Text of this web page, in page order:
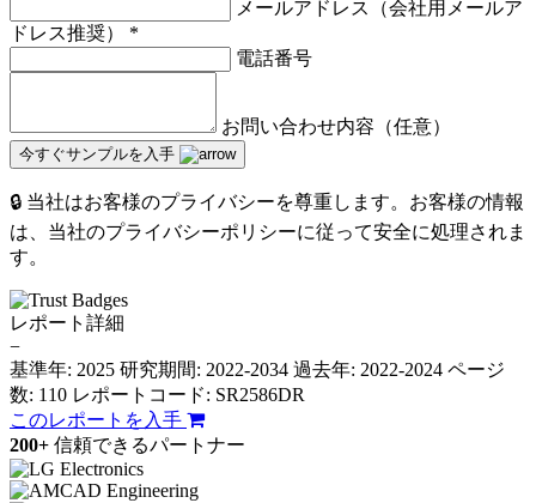
メールアドレス（会社用メールア
ドレス推奨） *
電話番号
お問い合わせ内容（任意）
今すぐサンプルを入手
🔒 当社はお客様のプライバシーを尊重します。お客様の情報
は、当社のプライバシーポリシーに従って安全に処理されま
す。
レポート詳細
−
基準年: 2025 研究期間: 2022-2034 過去年: 2022-2024 ページ
数: 110 レポートコード: SR2586DR
このレポートを入手
200+ 信頼できるパートナー